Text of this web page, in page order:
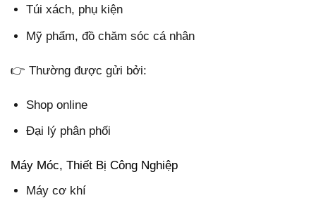
Túi xách, phụ kiện
Mỹ phẩm, đồ chăm sóc cá nhân
👉 Thường được gửi bởi:
Shop online
Đại lý phân phối
Máy Móc, Thiết Bị Công Nghiệp
Máy cơ khí